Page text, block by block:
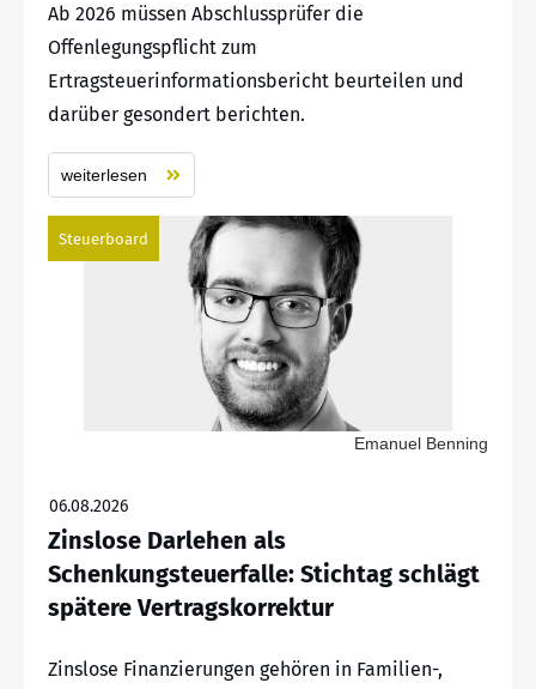
Ab 2026 müssen Abschlussprüfer die
Offenlegungspflicht zum
Ertragsteuerinformationsbericht beurteilen und
darüber gesondert berichten.
weiterlesen
Steuerboard
Emanuel Benning
06.08.2026
Zinslose Darlehen als
Schenkungsteuerfalle: Stichtag schlägt
spätere Vertragskorrektur
Zinslose Finanzierungen gehören in Familien-,